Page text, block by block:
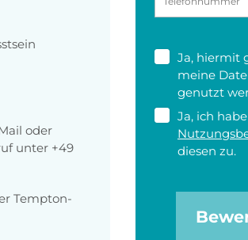
oder
unter +49
Tempton-
Ja, hiermit
meine
genutzt
Ja, ich
diesen zu.